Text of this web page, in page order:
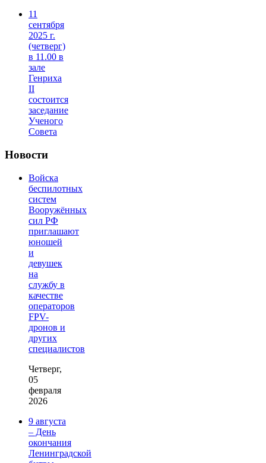
11
сентября
2025 г.
(четверг)
в 11.00 в
зале
Генриха
II
состоится
заседание
Ученого
Совета
Новости
Войска
беспилотных
систем
Вооружённых
сил РФ
приглашают
юношей
и
девушек
на
службу в
качестве
операторов
FPV-
дронов и
других
специалистов
Четверг,
05
февраля
2026
9 августа
– День
окончания
Ленинградской